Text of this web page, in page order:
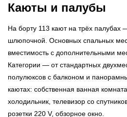
Каюты и палубы
На борту 113 кают на трёх палубах
шлюпочной. Основных спальных
вместимость с дополнительными
Категории — от стандартных
полулюксов с балконом и
каютах: собственная ванная
холодильник, телевизор со
розетки 220 V, обзорное окно.